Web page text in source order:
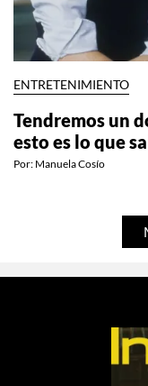
ENTRETENIMIENTO
Tendremos un
esto es lo que
Por: Manuela Cosío